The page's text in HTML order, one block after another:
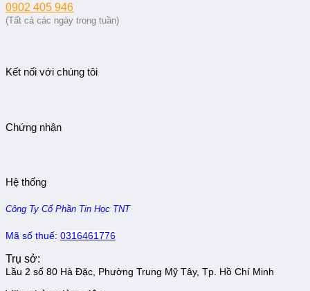
0902 405 946
(Tất cả các ngày trong tuần)
Kết nối với chúng tôi
Chứng nhận
Hệ thống
Công Ty Cổ Phần Tin Học TNT
Mã số thuế: 0316461776
Trụ sở:
Lầu 2 số 80 Hà Đặc, Phường Trung Mỹ Tây, Tp. Hồ Chí Minh